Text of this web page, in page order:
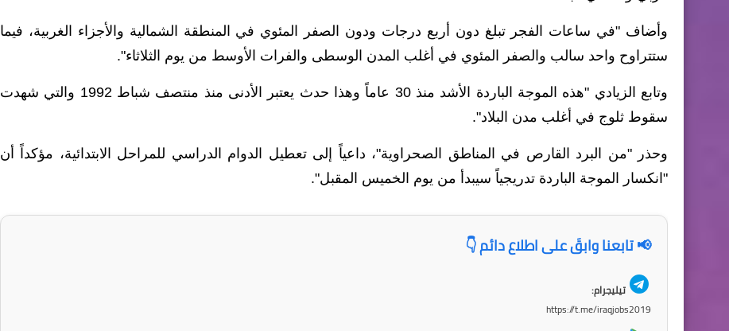
وأضاف "في ساعات الفجر تبلغ دون أربع درجات ودون الصفر المئوي في المنطقة الشمالية والأجزاء الغربية، فيما
ستتراوح واحد سالب والصفر المئوي في أغلب المدن الوسطى والفرات الأوسط من يوم الثلاثاء".
وتابع الزيادي "هذه الموجة الباردة الأشد منذ 30 عاماً وهذا حدث يعتبر الأدنى منذ منتصف شباط 1992 والتي شهدت
سقوط ثلوج في أغلب مدن البلاد".
وحذر "من البرد القارص في المناطق الصحراوية"، داعياً إلى تعطيل الدوام الدراسي للمراحل الابتدائية، مؤكداً أن
"انكسار الموجة الباردة تدريجياً سيبدأ من يوم الخميس المقبل".
📢 تابعنا وابقَ على اطلاع دائم 👇
تيليجرام:
https://t.me/iraqjobs2019